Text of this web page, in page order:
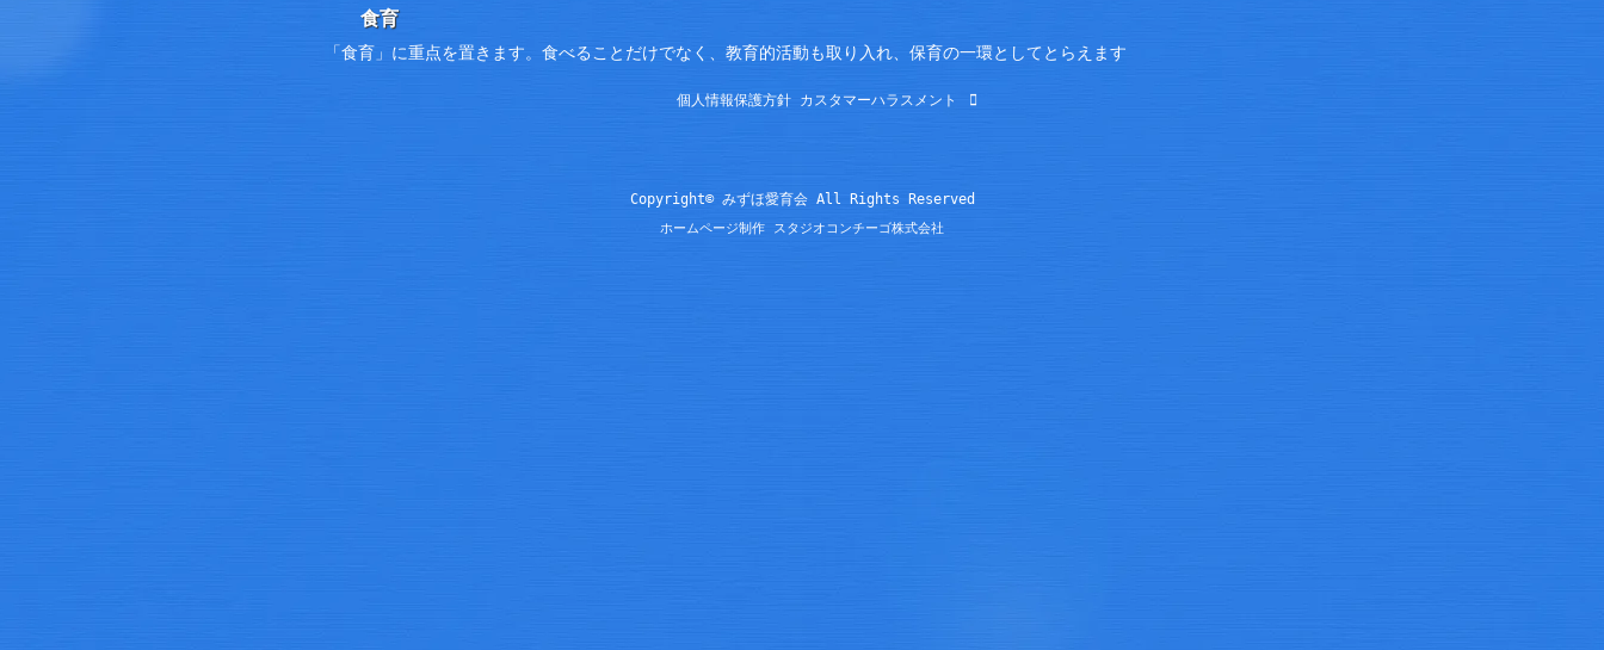
食育
「食育」に重点を置きます。食べることだけでなく、教育的活動も取り入れ、保育の一環としてとらえます
個人情報保護方針 カスタマーハラスメント
Copyright© みずほ愛育会 All Rights Reserved
ホームページ制作 スタジオコンチーゴ株式会社